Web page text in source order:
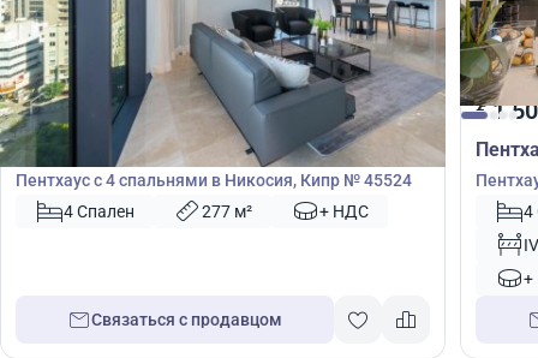
€3 200 000
Пентхаус
Пентхаус с 4 спальнями в Никосия, Кипр № 45524
4 Спален
277 м² + НДС
Связаться с продавцом
€1
Кипр4